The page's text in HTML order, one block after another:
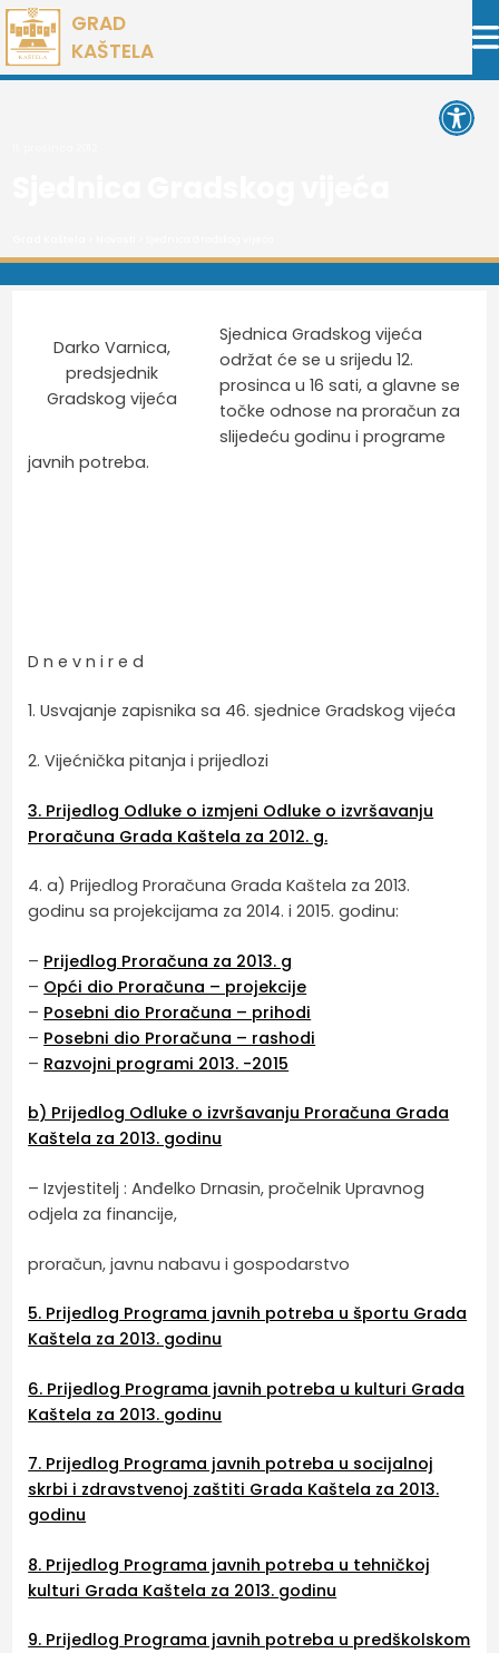
Preskoči
na
sadržaj
GRAD
KAŠTELA
Darko Varnica,
predsjednik
Gradskog vijeća
Sjednica Gradskog vijeća
održat će se u srijedu 12.
prosinca u 16 sati, a glavne se
točke odnose na proračun za
slijedeću godinu i programe
javnih potreba.
D n e v n i r e d
1. Usvajanje zapisnika sa 46. sjednice Gradskog vijeća
2. Vijećnička pitanja i prijedlozi
3. Prijedlog Odluke o izmjeni Odluke o izvršavanju
Proračuna Grada Kaštela za 2012. g.
4. a) Prijedlog Proračuna Grada Kaštela za 2013.
godinu sa projekcijama za 2014. i 2015. godinu:
– Prijedlog Proračuna za 2013. g
– Opći dio Proračuna – projekcije
– Posebni dio Proračuna – prihodi
– Posebni dio Proračuna – rashodi
– Razvojni programi 2013. -2015
b) Prijedlog Odluke o izvršavanju Proračuna Grada
Kaštela za 2013. godinu
– Izvjestitelj : Anđelko Drnasin, pročelnik Upravnog
odjela za financije,
proračun, javnu nabavu i gospodarstvo
5. Prijedlog Programa javnih potreba u športu Grada
Kaštela za 2013. godinu
6. Prijedlog Programa javnih potreba u kulturi Grada
Kaštela za 2013. godinu
7. Prijedlog Programa javnih potreba u socijalnoj
skrbi i zdravstvenoj zaštiti Grada Kaštela za 2013.
godinu
8. Prijedlog Programa javnih potreba u tehničkoj
kulturi Grada Kaštela za 2013. godinu
9. Prijedlog Programa javnih potreba u predškolskom